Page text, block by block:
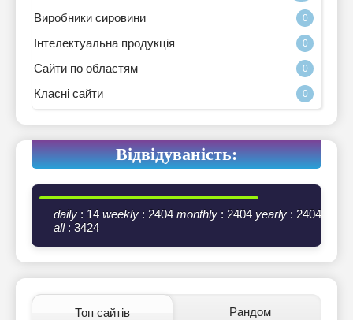
Виробники сировини 0
Інтелектуальна продукція 0
Сайти по областям 0
Класні сайти 0
Відвідуваність:
daily : 14 weekly : 2404 monthly : 2404 yearly : 2404
all: 3424
Топ сайтів Рандом